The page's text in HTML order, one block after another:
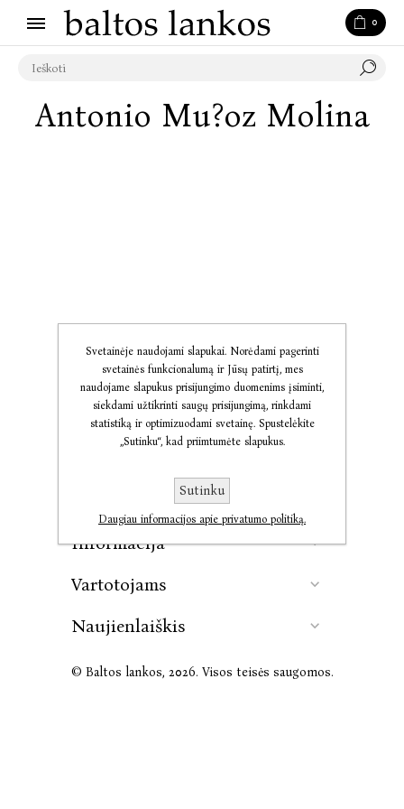
0
Antonio Mu?oz Molina
Informacija
Vartotojams
Naujienlaiškis
© Baltos lankos, 2026. Visos teisės saugomos.
Svetainėje naudojami slapukai. Norėdami pagerinti
svetainės funkcionalumą ir Jūsų patirtį, mes
naudojame slapukus prisijungimo duomenims įsiminti,
siekdami užtikrinti saugų prisijungimą, rinkdami
statistiką ir optimizuodami svetainę. Spustelėkite
„Sutinku“, kad priimtumėte slapukus.
Sutinku
Daugiau informacijos apie privatumo politiką.